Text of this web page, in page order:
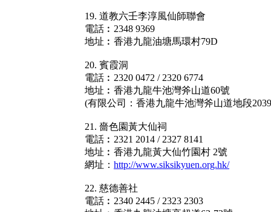
19. 道教六壬李淳風仙師聯會
電話︰2348 9369
地址︰香港九龍油塘馬環村79D
20. 賓霞洞
電話︰2320 0472 / 2320 6774
地址︰香港九龍牛池灣斧山道60號
(有限公司：香港九龍牛池灣斧山道地段
21. 嗇色園黃大仙祠
電話︰2321 2014 / 2327 8141
地址︰香港九龍黃大仙竹園村 2號
網址： http://www.siksikyuen.org.hk/
22. 慈德善社
電話︰2340 2445 / 2323 2303